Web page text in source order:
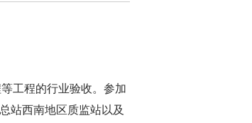
工程的行业验收。参加
站西南地区质监站以及